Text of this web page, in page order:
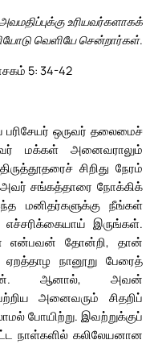
உரியவர்களாகக்
வெளியே சென்றார்கள்.
5: 34-42
ஒருவர் தலைமைச்
மக்கள் அனைவராலும்
சிறிது நேரம்
சங்கத்தாரை நோக்கிக்
மனிதர்களுக்கு நீங்கள்
இருங்கள்.
என்பவன் தோன்றி, தான்
நானூறு பேரைத்
ஆனால், அவன்
அனைவரும் சிதறிப்
போயிற்று. இவற்றுக்குப்
நாள்களில் கலிலேயனான